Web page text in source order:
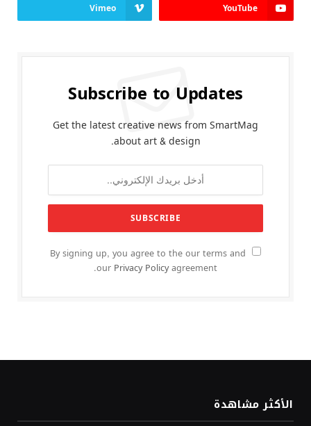
YouTube
Vimeo
Subscribe to Updates
Get the latest creative news from SmartMag
about art & design.
By signing up, you agree to the our terms and
our Privacy Policyagreement.
الأكثر مشاهدة